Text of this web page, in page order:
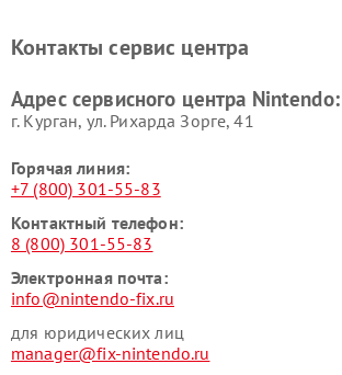
Контакты сервис центра
Адрес сервисного центра Nintendo:
г. Курган, ул. Рихарда Зорге, 41
Горячая линия:
+7 (800) 301-55-83
Контактный телефон:
8 (800) 301-55-83
Электронная почта:
info@nintendo-fix.ru
для юридических лиц
manager@fix-nintendo.ru